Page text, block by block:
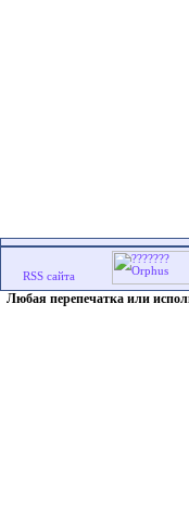
Любая перепечатка или